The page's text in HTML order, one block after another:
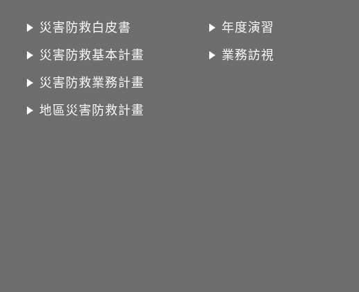
災害防救白皮書
災害防救基本計畫
災害防救業務計畫
地區災害防救計畫
年度演習
業務訪視